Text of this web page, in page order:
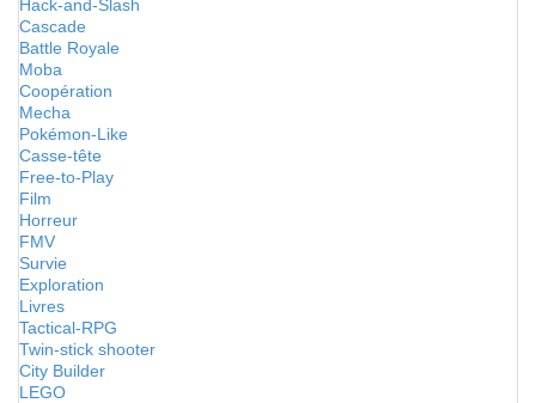
Hack-and-Slash
Cascade
Battle Royale
Moba
Coopération
Mecha
Pokémon-Like
Casse-tête
Free-to-Play
Film
Horreur
FMV
Survie
Exploration
Livres
Tactical-RPG
Twin-stick shooter
City Builder
LEGO